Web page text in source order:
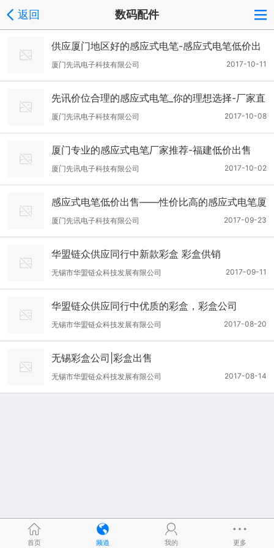
返回 数码配件
供应厦门地区好的感应式电笔-感应式电笔低价出
售
2017-10-11
厦门先讯电子科技有限公司
先讯价位合理的感应式电笔_你的理想选择-厂家直
销
2017-10-08
厦门先讯电子科技有限公司
厦门专业的感应式电笔厂家推荐-福建低价出售
2017-10-02
厦门先讯电子科技有限公司
感应式电笔低价出售——性价比高的感应式电笔厦
门哪里有
2017-09-23
厦门先讯电子科技有限公司
华盟链众供应同行中新款彩盒 彩盒供销
2017-09-11
无锡市华盟链众科技发展有限公司
华盟链众供应同行中优质的彩盒，彩盒公司
2017-08-20
无锡市华盟链众科技发展有限公司
无锡彩盒公司|彩盒出售
2017-08-14
无锡市华盟链众科技发展有限公司
首页 频道 我的 更多